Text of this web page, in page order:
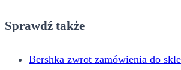
Sprawdź także
Bershka zwrot zamówienia do